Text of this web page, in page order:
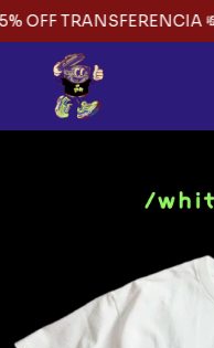
OFF TRANSFERENCIA 💸